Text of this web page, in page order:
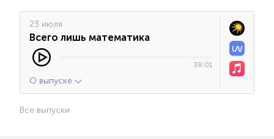
23 июля
Всего лишь математика
38:01
О выпуске
Все выпуски